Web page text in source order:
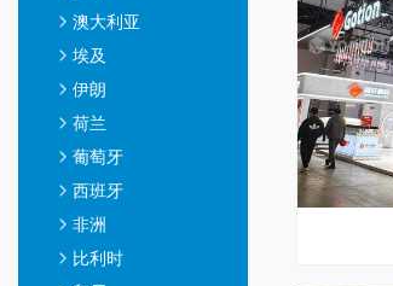
澳大利亚
埃及
伊朗
荷兰
葡萄牙
西班牙
非洲
比利时